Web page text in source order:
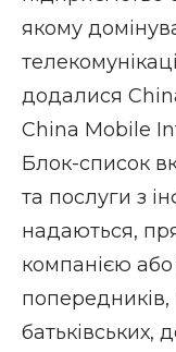
якому
додалися
China Mobile
Блок-список
та послуги з
надаються,
компанією або
попередників,
батьківських,